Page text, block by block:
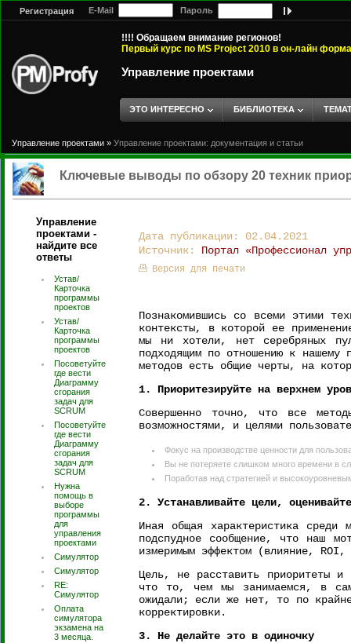
Регистрация E-Mail Пароль
!!!! Обращаем внимание регионов!
Первый курс по MS Project 2010 в он-лайн
Управление проектами
ЭТО ИНТЕРЕСНО БИБЛИОТЕКА
Управление проектами » Управление проектами: документация и статьи
Ключевые выводы по обзору 20 техник
Управление
проектами -
найдите все
ответы
Устав/
Карточка
программы
проектов
Устав/
Карточка
программы
проектов
Посоветуйте
где вести
Диаграмму
сгорания
задач для
SCRUM
Посоветуйте
где вести
Диаграмму
сгорания
задач для
SCRUM
Нужна
помощь в
выборе
программы
для
управления
проектами
Симулятор
Симулятор
RE:
Симулятор
Оплата
симулятора
экзамена на
3 месяца.
Дата публикации: 02.04.2021
Источник: Портал «Профессионал
Версия для печати
Познакомившись со всеми этими
контексты, в которой ее
мы ни хотели, нет серебряных
подходящим по отношению к
методов есть общие черты, на
1. Приоритезируйте на верхнем
Совершенно точно, что все
возможностями, и целями
Фокус на производстве ценности для
Вы не потеряете слишком много времени в
Поработав над стратегией и
2. Устанавливайте цели,
Иная общая характеристика
подспудное сообщение, что наш
измеримым эффектом (влияние,
Цель, не расставить приоритеты
что то, чем мы занимаемся, в
ожидали; если же нет, то по
корректировки.
3. Не делайте это в одиночку